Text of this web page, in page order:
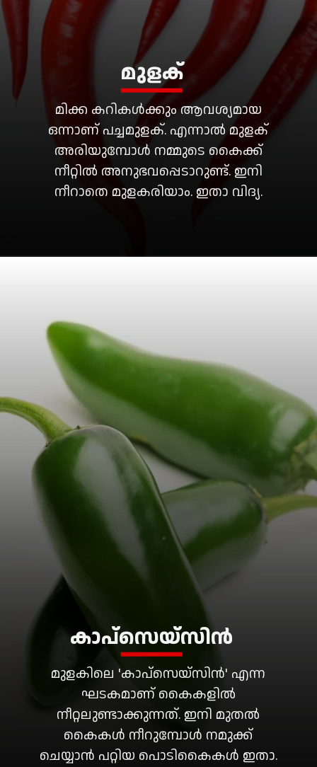
മിക്ക കറികൾക്കും ആവശ്യമായ
ഒന്നാണ് പച്ചമുളക്. എന്നാൽ മുളക്
അരിയുമ്പോൾ നമ്മുടെ കൈക്ക്
നീറ്റിൽ അനുഭവപ്പെടാറുണ്ട്. ഇനി
നീറാതെ മുളകരിയാം. ഇതാ വിദ്യ.
മുളക്
മുളകിലെ 'കാപ്സെയ്സിൻ' എന്ന
ഘടകമാണ് കൈകളിൽ
നീറ്റലുണ്ടാക്കുന്നത്. ഇനി മുതൽ
കൈകൾ നീറുമ്പോൾ നമുക്ക്
ചെയ്യാൻ പറ്റിയ പൊടികൈകൾ ഇതാ.
കാപ്സെയ്സിൻ